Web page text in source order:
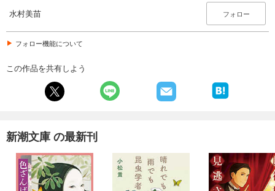
水村美苗 フォロー
フォロー機能について
この作品を共有しよう
新潮文庫 の最新刊